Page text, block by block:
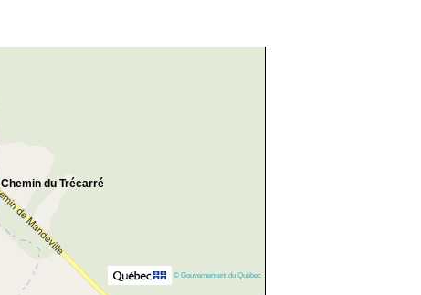
Chemin du Trécarré
© Gouvernement du Québec